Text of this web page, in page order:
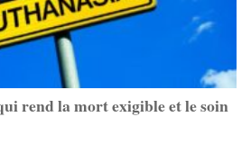
rend la mort exigible et le soin